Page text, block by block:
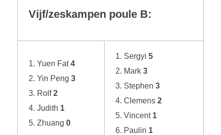
Vijf/zeskampen poule B:
Yuen Fat4
Yin Peng3
Rolf2
Judith 1
Zhuang0
Sergyi5
Mark3
Stephen3
Clemens2
Vincent 1
Paulin 1